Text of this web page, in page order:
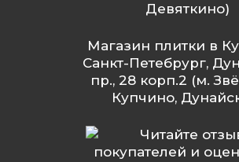
Девяткино)
Магазин плитки в
Санкт-Петебрург,
пр., 28 корп.2 (м.
Купчино,